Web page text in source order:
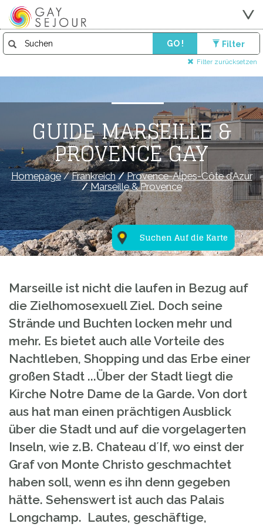
GO ! Filter
Filter zurücksetzen
Suchen Auf die Karte
GUIDE MARSEILLE &
PROVENCE GAY
Homepage/Frankreich/Provence-Alpes-Côte d’Azur
/Marseille & Provence
Marseille ist nicht die laufen in Bezug auf
die Zielhomosexuell Ziel. Doch seine
Strände und Buchten locken mehr und
mehr. Es bietet auch alle Vorteile des
Nachtleben, Shopping und das Erbe einer
großen Stadt ...Über der Stadt liegt die
Kirche Notre Dame de la Garde. Von dort
aus hat man einen prächtigen Ausblick
über die Stadt und auf die vorgelagerten
Inseln, wie z.B. Chateau d´If, wo einst der
Graf von Monte Christo geschmachtet
haben soll, wenn es ihn denn gegeben
hätte. Sehenswert ist auch das Palais
Longchamp. Lautes, geschäftige,